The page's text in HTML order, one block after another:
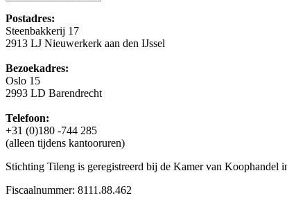
Postadres:
Steenbakkerij 17
2913 LJ Nieuwerkerk aan den IJssel
Bezoekadres:
Oslo 15
2993 LD Barendrecht
Telefoon:
+31 (0)180 -744 285
(alleen tijdens kantooruren)
Stichting Tileng is geregistreerd bij de Kamer van Koophandel
Fiscaalnummer: 8111.88.462